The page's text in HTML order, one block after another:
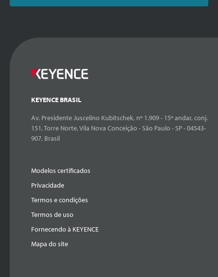
KEYENCE BRASIL
Av. Presidente Juscelino Kubitschek, nº 1.909 - 15º andar, conj.
151, Torre Norte, Vila Nova Conceição - São Paulo - SP - 04543-
907, Brasil
Modelos certificados
Privacidade
Termos e condições
Termos de uso
Fornecendo à KEYENCE
Mapa do site